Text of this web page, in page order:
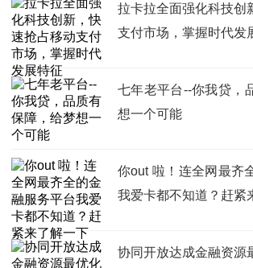
拉卡拉全面强化科技创
支付市场，掌握时代发
七年老平台--你我贷，
想一个可能
你out 啦！连全网最齐
我爱卡都不知道？赶紧
协同开放达成金融资源